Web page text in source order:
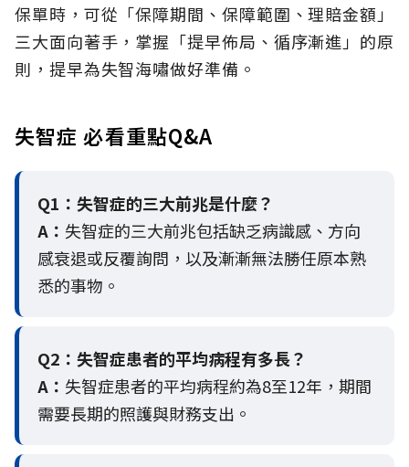
保單時，可從「保障期間、保障範圍、理賠金額」
三大面向著手，掌握「提早佈局、循序漸進」的原
則，提早為失智海嘯做好準備。
失智症 必看重點Q&A
Q1：失智症的三大前兆是什麼？
A： 失智症的三大前兆包括缺乏病識感、方向
感衰退或反覆詢問，以及漸漸無法勝任原本熟
悉的事物。
Q2： 失智症患者的平均病程有多長？
A： 失智症患者的平均病程約為8至12年，期間
需要長期的照護與財務支出。